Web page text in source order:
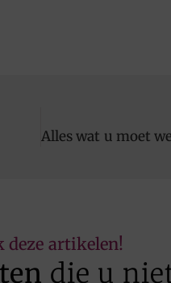
deze artikelen!
die u